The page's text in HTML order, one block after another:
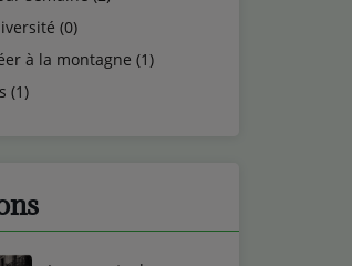
(0)
à la montagne (1)
(1)